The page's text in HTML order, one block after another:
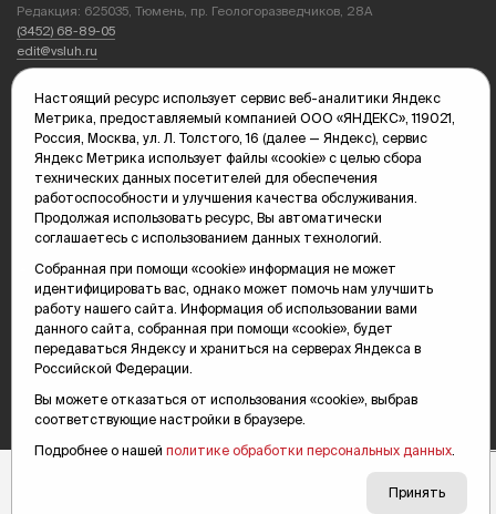
Редакция: 625035, Тюмень, пр. Геологоразведчиков, 28А
(3452) 68-89-05
edit@vsluh.ru
Главный редактор: Панкина Т.Ю.
kika@vsluh.ru
По вопросам рекламы:
kotovaev@sibinformburo.ru
mim@vsluh.ru
© 2000-2026 Тюменская интернет-газета «Вслух.ру»
Карта сайта
Настоящий ресурс использует сервис веб-аналитики Яндекс
Метрика, предоставляемый компанией ООО «ЯНДЕКС», 119021,
Россия, Москва, ул. Л. Толстого, 16 (далее — Яндекс), сервис
Яндекс Метрика использует файлы «cookie» с целью сбора
технических данных посетителей для обеспечения
работоспособности и улучшения качества обслуживания.
Продолжая использовать ресурс, Вы автоматически
соглашаетесь с использованием данных технологий.
Собранная при помощи «cookie» информация не может
идентифицировать вас, однако может помочь нам улучшить
работу нашего сайта. Информация об использовании вами
данного сайта, собранная при помощи «cookie», будет
передаваться Яндексу и храниться на серверах Яндекса в
Российской Федерации.
Вы можете отказаться от использования «cookie», выбрав
соответствующие настройки в браузере.
Подробнее о нашей политике обработки персональных данных
Принять